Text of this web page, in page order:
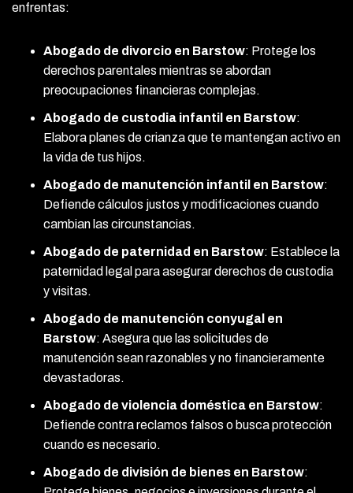
enfrentas:
Abogado de divorcio en Barstow: Protege los
derechos parentales mientras se abordan
preocupaciones financieras complejas.
Abogado de custodia infantil en Barstow:
Elabora planes de crianza que te mantengan activo en
la vida de tus hijos.
Abogado de manutención infantil en Barstow:
Defiende cálculos justos y modificaciones cuando
cambian las circunstancias.
Abogado de paternidad en Barstow: Establece la
paternidad legal para asegurar derechos de custodia
y visitas.
Abogado de manutención conyugal en
Barstow: Asegura que las solicitudes de
manutención sean razonables y no financieramente
devastadoras.
Abogado de violencia doméstica en Barstow:
Defiende contra reclamos falsos o busca protección
cuando es necesario.
Abogado de división de bienes en Barstow: